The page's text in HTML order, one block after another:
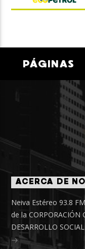
PÁGINAS
ACERCA DE
Neiva Estéreo 93.8
de la CORPORACIÓN
DESARROLLO